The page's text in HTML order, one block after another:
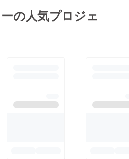
の人気プロジェ